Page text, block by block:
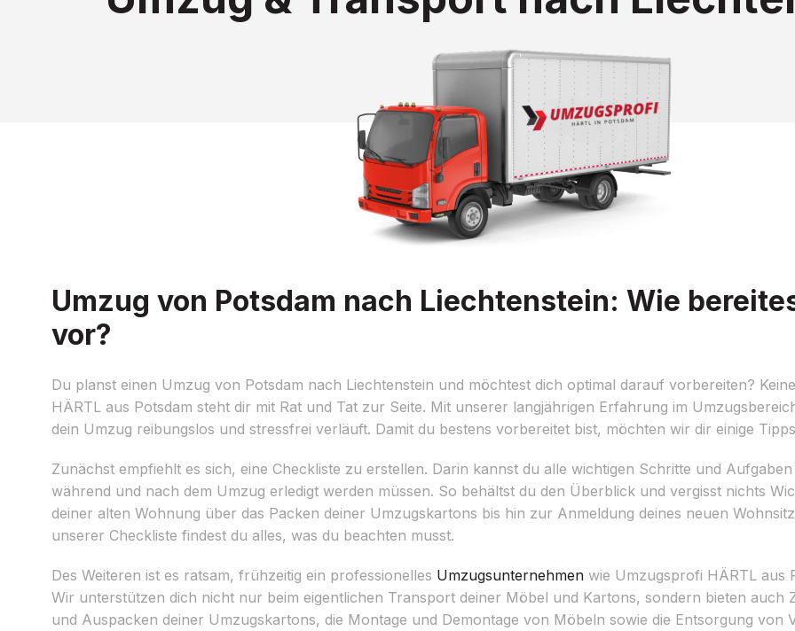
Umzug von Potsdam nach Liechtenstein: Wie
vor?
Du planst einen Umzug von Potsdam nach Liechtenstein und möchtest dich optimal darauf vorbereiten?
HÄRTL aus Potsdam steht dir mit Rat und Tat zur Seite. Mit unserer langjährigen Erfahrung im
dein Umzug reibungslos und stressfrei verläuft. Damit du bestens vorbereitet bist, möchten wir dir einige
Zunächst empfiehlt es sich, eine Checkliste zu erstellen. Darin kannst du alle wichtigen Schritte und
während und nach dem Umzug erledigt werden müssen. So behältst du den Überblick und vergisst nichts
deiner alten Wohnung über das Packen deiner Umzugskartons bis hin zur Anmeldung deines neuen
unserer Checkliste findest du alles, was du beachten musst.
Des Weiteren ist es ratsam, frühzeitig ein professionelles Umzugsunternehmen wie Umzugsprofi HÄRTL aus
Wir unterstützen dich nicht nur beim eigentlichen Transport deiner Möbel und Kartons, sondern bieten auch
und Auspacken deiner Umzugskartons, die Montage und Demontage von Möbeln sowie die Entsorgung von